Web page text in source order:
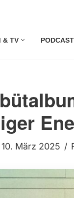
& TV PODCAST
10. März 2025